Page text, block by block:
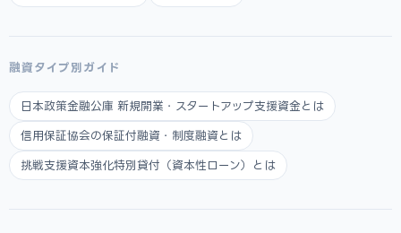
融資タイプ別ガイド
日本政策金融公庫 新規開業・スタートアップ支援資金とは
信用保証協会の保証付融資・制度融資とは
挑戦支援資本強化特別貸付（資本性ローン）とは